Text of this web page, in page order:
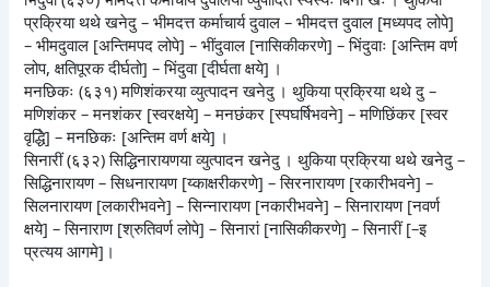
प्रक्रिया थथे खनेदु – भीमदत्त कर्माचार्य दुवाल – भीमदत्त दुवाल [मध्यपद लोपे]
– भीमदुवाल [अन्तिमपद लोपे] – भींदुवाल [नासिकीकरणे] – भिंदुवाः [अन्तिम वर्ण
लोप, क्षतिपूरक दीर्घतो] – भिंदुवा [दीर्घता क्षये] ।
मनछिकः (६३१) मणिशंकरया व्युत्पादन खनेदु । थुकिया प्रक्रिया थथे दु –
मणिशंकर – मनशंकर [स्वरक्षये] – मनछंकर [स्पघर्षिभवने] – मणिछिंकर [स्वर
वृद्धिे] – मनछिकः [अन्तिम वर्ण क्षये] ।
सिनारीं (६३२) सिद्धिनारायणया व्युत्पादन खनेदु । थुकिया प्रक्रिया थथे खनेदु –
सिद्धिनारायण – सिधनारायण [य्काक्षरीकरणे] – सिरनारायण [रकारीभवने] –
सिलनारायण [लकारीभवने] – सिन्नारायण [नकारीभवने] – सिनारायण [नवर्ण
क्षये] – सिनाराण [श्रुतिवर्ण लोपे] – सिनारां [नासिकीकरणे] – सिनारीं [–इ
प्रत्यय आगमे]।